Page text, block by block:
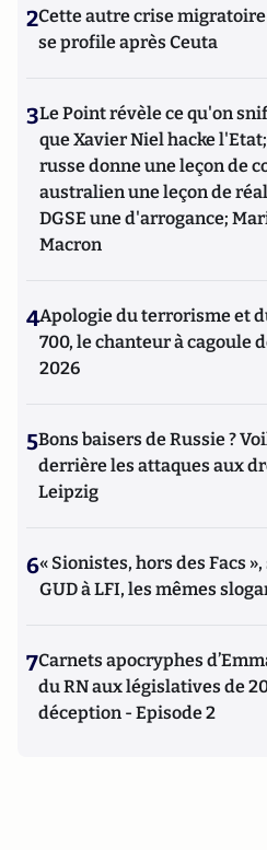
2Cette autre crise
se profile après Ceuta
3Le Point révèle ce qu'on
que Xavier Niel hacke
russe donne une leçon de
australien une leçon de
DGSE une d'arrogance;
Macron
4Apologie du terrorisme et
700, le chanteur à cagoule
2026
5Bons baisers de Russie ?
derrière les attaques aux
Leipzig
6« Sionistes, hors des Facs
GUD à LFI, les mêmes
7Carnets apocryphes
du RN aux législatives de
déception - Episode 2